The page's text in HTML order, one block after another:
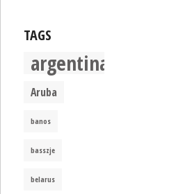
TAGS
argentina
Aruba
banos
basszje
belarus